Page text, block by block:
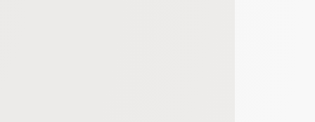
d'un site web en enregistrant les actions qu'ils effectuent, afin de détecter